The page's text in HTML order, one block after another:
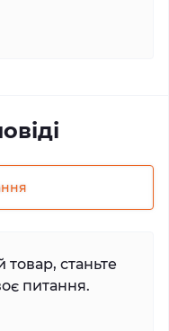
станьте
питання.